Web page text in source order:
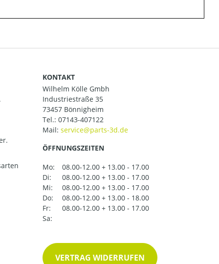
KONTAKT
Wilhelm Kölle Gmbh
Industriestraße 35
73457 Bönnigheim
Tel.: 07143-407122
Mail:
ÖFFNUNGSZEITEN
Mo:
08.00-12.00 + 13.00 - 17.00
Di:
08.00-12.00 + 13.00 - 17.00
Mi:
08.00-12.00 + 13.00 - 17.00
Do:
08.00-12.00 + 13.00 - 18.00
Fr:
08.00-12.00 + 13.00 - 17.00
Sa:
VERTRAG WIDERRUFEN